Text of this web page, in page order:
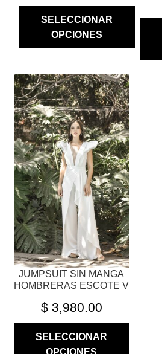
SELECCIONAR
OPCIONES
JUMPSUIT SIN MANGA
HOMBRERAS ESCOTE V
$3,980.00
SELECCIONAR
OPCIONES
ESTE
PRODUCTO
TIENE
MÚLTIPLES
VARIANTES.
LAS
OPCIONES
SE
PUEDEN
ELEGIR
EN
LA
PÁGINA
DE